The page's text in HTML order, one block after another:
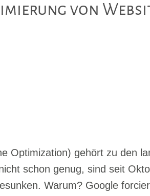
von
Optimization) gehört zu den
schon genug, sind seit
Warum? Google